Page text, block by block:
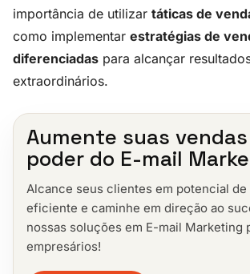
importância de utilizar táticas de
como implementar estratégias de
diferenciadas para alcançar
extraordinários.
Aumente suas
poder do E-mail
Alcance seus clientes em potencial
eficiente e caminhe em direção ao
nossas soluções em E-mail Marketing
empresários!